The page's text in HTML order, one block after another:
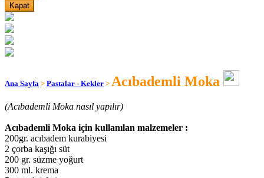
Kapat
Ana Sayfa > Pastalar - Kekler > Acıbademli Moka
(Acıbademli Moka nasıl yapılır)
Acıbademli Moka için kullanılan malzemeler :
200gr. acıbadem kurabiyesi
2 çorba kaşığı süt
200 gr. süzme yoğurt
300 ml. krema